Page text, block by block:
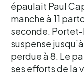
épaulait Paul
manche à 11
seconde.
suspense
perdue à 8. Le
ses efforts de la